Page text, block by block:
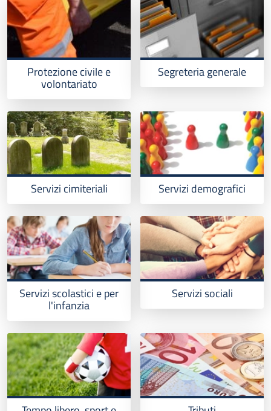
Protezione civile e
volontariato
Segreteria generale
Servizi cimiteriali Servizi demografici
Servizi scolastici e per
l'infanzia
Servizi sociali